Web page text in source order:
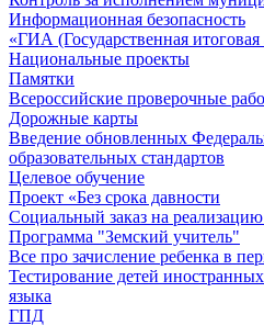
Информационная безопасность
«ГИА (Государственная итоговая
Национальные проекты
Памятки
Всероссийские проверочные
Дорожные карты
Введение обновленных
образовательных стандартов
Целевое обучение
Проект «Без срока давности
Социальный заказ на
Программа "Земский учитель"
Все про зачисление ребенка в
Тестирование детей
языка
ГПД